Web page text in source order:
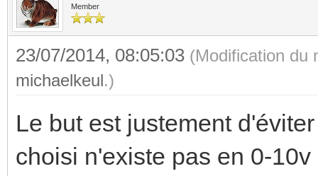
Member
23/07/2014, 08:05:03 (Modification du
michaelkeul.)
Le but est justement
choisi n'existe pas en 0-